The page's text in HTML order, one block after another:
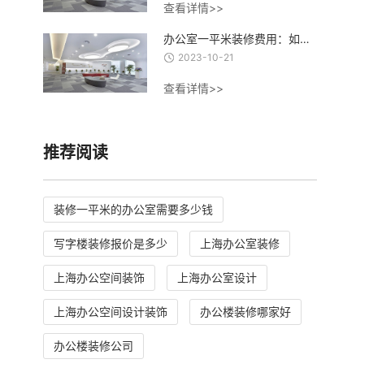
查看详情>>
办公室一平米装修费用：如何合理控制装修成本，实现精致办公空间的经济建设
2023-10-21
查看详情>>
推荐阅读
装修一平米的办公室需要多少钱
写字楼装修报价是多少 上海办公室装修
上海办公空间装饰 上海办公室设计
上海办公空间设计装饰 办公楼装修哪家好
办公楼装修公司